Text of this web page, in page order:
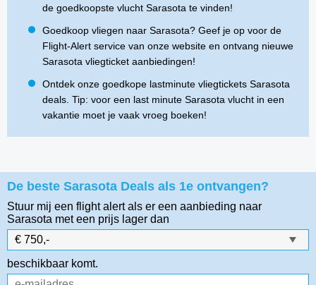
de goedkoopste vlucht Sarasota te vinden!
Goedkoop vliegen naar Sarasota? Geef je op voor de
Flight-Alert service van onze website en ontvang nieuwe
Sarasota vliegticket aanbiedingen!
Ontdek onze goedkope lastminute vliegtickets Sarasota
deals. Tip: voor een last minute Sarasota vlucht in een
vakantie moet je vaak vroeg boeken!
De beste Sarasota Deals als 1e ontvangen?
Stuur mij een flight alert als er een aanbieding naar
Sarasota met een prijs lager dan
beschikbaar komt.